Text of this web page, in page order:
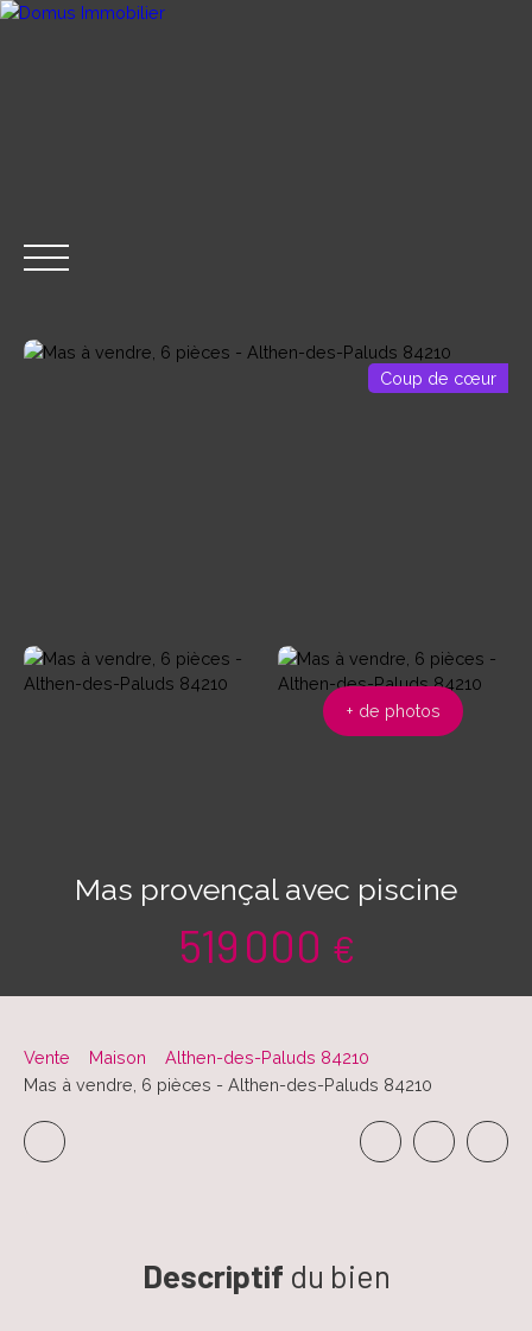
Coup de cœur
+ de photos
Mas provençal avec piscine
519 000 €
Vente Maison
Althen-des-Paluds 84210
Mas à vendre, 6 pièces - Althen-des-Paluds 84210
Descriptif du bien